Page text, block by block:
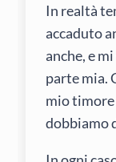
In realtà
accaduto
anche, e
parte mia.
mio timore
dobbiamo